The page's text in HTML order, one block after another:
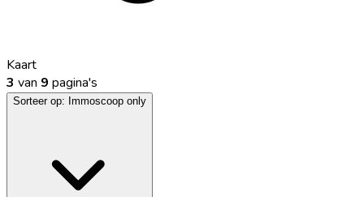
Kaart
3 van 9 pagina's
Sorteer op: Immoscoop only